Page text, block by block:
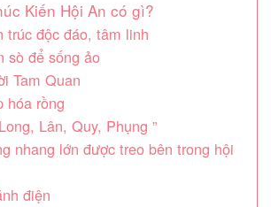
Kiến Hội An có gì?
trúc độc đáo, tâm linh
sò để sống ảo
Tam Quan
hóa rồng
Lân, Quy, Phụng ”
nhang lớn được treo bên trong hội
điện